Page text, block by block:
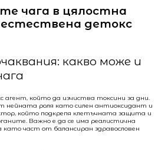
чага в цялостна
детокс
какво може и
агент, който да изчиства токсини за дни.
нейната роля като силен антиоксидант и
който подкрепя клетъчната защита и
Важно е да се има реалистична
като част от балансиран здравословен